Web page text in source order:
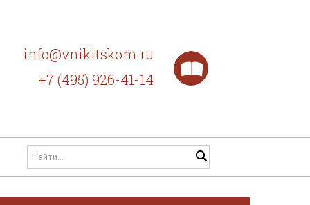
info@vnikitskom.ru
+7 (495) 926-41-14